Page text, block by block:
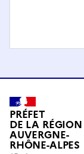
PRÉFET
DE LA RÉGION
AUVERGNE-
RHÔNE-ALPES